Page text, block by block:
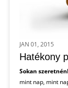
JAN 01, 2015
Hatékony
Sokan
mint nap, mint